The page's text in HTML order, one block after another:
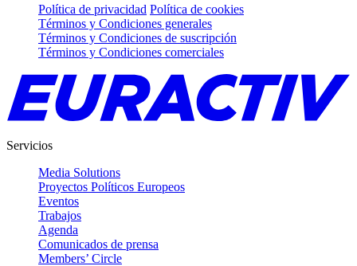
Política de privacidad Política de cookies
Términos y Condiciones generales
Términos y Condiciones de suscripción
Términos y Condiciones comerciales
Servicios
Media Solutions
Proyectos Políticos Europeos
Eventos
Trabajos
Agenda
Comunicados de prensa
Members’ Circle